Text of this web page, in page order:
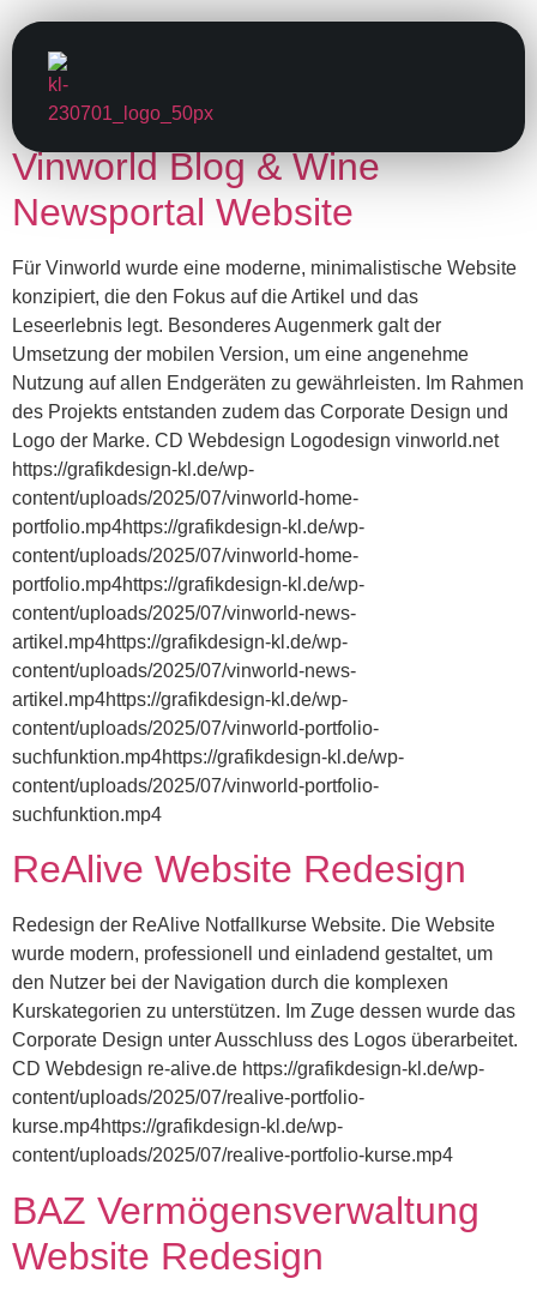
Category:
Uncategorized
Vinworld Blog & Wine
Newsportal Website
Für Vinworld wurde eine moderne, minimalistische Website
konzipiert, die den Fokus auf die Artikel und das
Leseerlebnis legt. Besonderes Augenmerk galt der
Umsetzung der mobilen Version, um eine angenehme
Nutzung auf allen Endgeräten zu gewährleisten. Im Rahmen
des Projekts entstanden zudem das Corporate Design und
Logo der Marke. CD Webdesign Logodesign vinworld.net
https://grafikdesign-kl.de/wp-
content/uploads/2025/07/vinworld-home-
portfolio.mp4https://grafikdesign-kl.de/wp-
content/uploads/2025/07/vinworld-home-
portfolio.mp4https://grafikdesign-kl.de/wp-
content/uploads/2025/07/vinworld-news-
artikel.mp4https://grafikdesign-kl.de/wp-
content/uploads/2025/07/vinworld-news-
artikel.mp4https://grafikdesign-kl.de/wp-
content/uploads/2025/07/vinworld-portfolio-
suchfunktion.mp4https://grafikdesign-kl.de/wp-
content/uploads/2025/07/vinworld-portfolio-
suchfunktion.mp4
ReAlive Website Redesign
Redesign der ReAlive Notfallkurse Website. Die Website
wurde modern, professionell und einladend gestaltet, um
den Nutzer bei der Navigation durch die komplexen
Kurskategorien zu unterstützen. Im Zuge dessen wurde das
Corporate Design unter Ausschluss des Logos überarbeitet.
CD Webdesign re-alive.de https://grafikdesign-kl.de/wp-
content/uploads/2025/07/realive-portfolio-
kurse.mp4https://grafikdesign-kl.de/wp-
content/uploads/2025/07/realive-portfolio-kurse.mp4
BAZ Vermögensverwaltung
Website Redesign